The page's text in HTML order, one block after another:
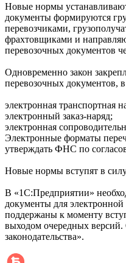
Новые нормы
документы формируются
перевозчиками,
фрахтовщиками и
перевозочных документов
Одновременно закон
перевозочных документов,
электронная транспортная
электронный заказ-наряд;
электронная
Электронные форматы
утверждать ФНС по
Новые нормы вступят в
В «1С:Предприятии»
документы для
поддержаны к моменту
выходом очередных
законодательства».